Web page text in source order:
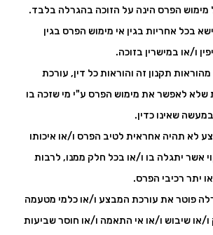
מימוש הפרס הינה על הזוכה בהגרלה בלבד.
בכל אחריות בגין אי מימוש הפרס בגין
ו/או במישרין בזוכה.
מהוראות תקנון זה והוראות כל דין, עורכת
לאפשר את מימוש הפרס ע"י מי שזכה בו
שאינו כדין.
לא תהיה אחראית לטיב הפרס ו/או איכותו
אשר יתגלה בו ו/או בכל חלק ממנו, לרבות
יתר רכיבי הפרס.
פוטר את עורכת המבצע ו/או כלמי מטעמה
ו/או שיבוש ו/או אי התאמה ו/או חוסר שביעות